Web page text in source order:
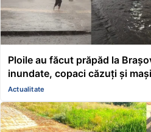
Ploile au făcut prăpăd la
inundate, copaci căzuți și
Actualitate